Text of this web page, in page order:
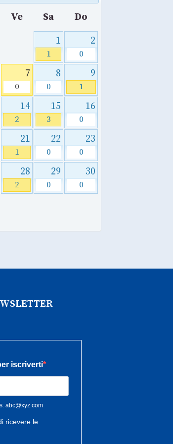
Ve Sa
Do
1
1
2
0
7
0
8
0
9
1
14
2
15
3
16
0
21
1
22
0
23
0
28
2
29
0
30
0